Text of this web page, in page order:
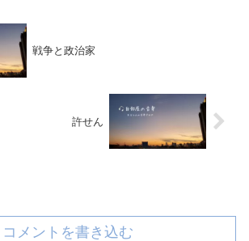
戦争と政治家
許せん
コメントを書き込む